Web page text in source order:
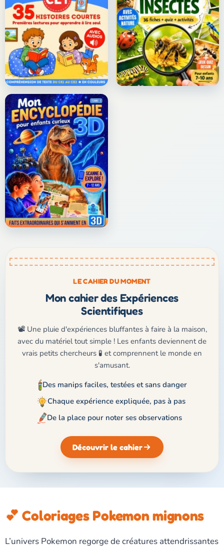
LE CAHIER DU MOMENT
Mon cahier des Expériences
Scientifiques
📽️ Une pluie d'expériences bluffantes à faire à la maison,
avec du matériel tout simple ! Les enfants deviennent de
vrais petits chercheurs 🧪 et comprennent le monde en
s'amusant.
Des manips faciles, testées et sans danger
Chaque expérience expliquée, pas à pas
De la place pour noter ses observations
Découvrir le cahier
💕 Coloriages Pokemon mignons
L’univers Pokemon regorge de créatures attendrissantes